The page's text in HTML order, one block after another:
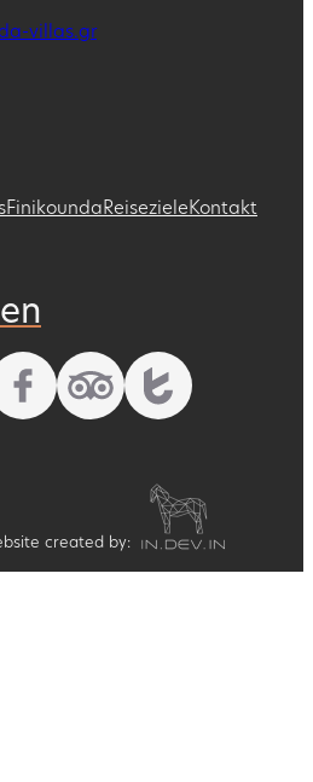
villas.gr
FinikoundaReisezieleKontakt
created by: